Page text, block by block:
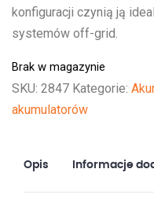
konfiguracji czynią ją
systemów off-grid.
Brak w magazynie
SKU: 2847 Kategorie:
akumulatorów
Opis Informacje